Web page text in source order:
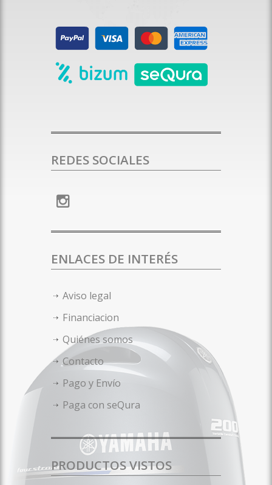
REDES SOCIALES
ENLACES DE INTERÉS
Aviso legal
Financiacion
Quiénes somos
Contacto
Pago y Envío
Paga con seQura
PRODUCTOS VISTOS